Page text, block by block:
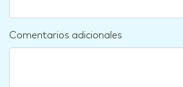
Comentarios adicionales